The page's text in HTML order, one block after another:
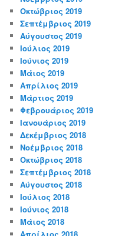
Οκτώβριος 2019
Σεπτέμβριος 2019
Αύγουστος 2019
Ιούλιος 2019
Ιούνιος 2019
Μάιος 2019
Απρίλιος 2019
Μάρτιος 2019
Φεβρουάριος 2019
Ιανουάριος 2019
Δεκέμβριος 2018
Νοέμβριος 2018
Οκτώβριος 2018
Σεπτέμβριος 2018
Αύγουστος 2018
Ιούλιος 2018
Ιούνιος 2018
Μάιος 2018